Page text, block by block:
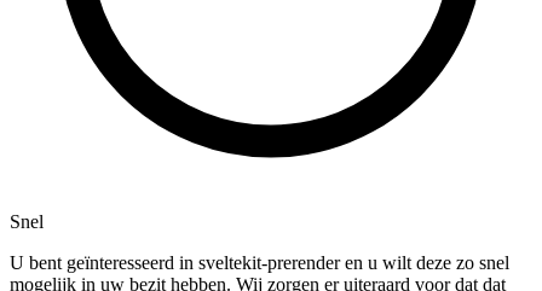
Snel
U bent geïnteresseerd in sveltekit-prerender en u wilt deze zo snel
mogelijk in uw bezit hebben. Wij zorgen er uiteraard voor dat dat